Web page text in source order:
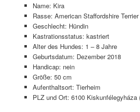
Name: Kira
Rasse: American Staffordshire Terrier
Geschlecht: Hündin
Kastrationsstatus: kastriert
Alter des Hundes: 1 – 8 Jahre
Geburtsdatum: Dezember 2018
Handicap: nein
Größe: 50 cm
Aufenthaltsort: Tierheim
PLZ und Ort: 6100 Kiskunfélegyháza